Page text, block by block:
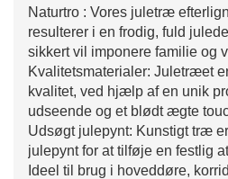
Naturtro : Vores juletræ
resulterer i en frodig, fuld
sikkert vil imponere familie og
Kvalitetsmaterialer: Juletræet
kvalitet, ved hjælp af en unik
udseende og et blødt ægte
Udsøgt julepynt: Kunstigt træ
julepynt for at tilføje en festlig
Ideel til brug i hoveddøre,